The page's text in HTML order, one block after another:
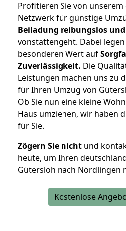
Profitieren Sie von
Netzwerk für günstige
Beiladung reibungslos
vonstattengeht. Dabei
besonderen Wert auf
Zuverlässigkeit. Die
Leistungen machen uns zu
für Ihren Umzug von
Ob Sie nun eine kleine
Haus umziehen, wir haben
für Sie.
Zögern Sie nicht und
heute, um Ihren
Gütersloh nach Nördlingen
Kostenlose